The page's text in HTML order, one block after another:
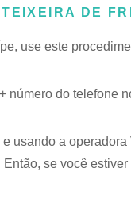
DE
use este
número do telefone
e usando a
se você